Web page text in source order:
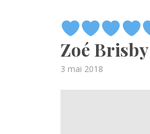
Zoé Brisby
Posted
3 mai 2018